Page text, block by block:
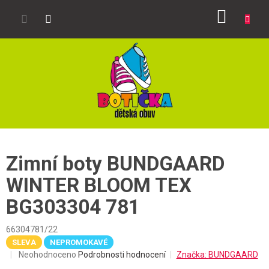
Zimní boty BUNDGAARD
WINTER BLOOM TEX
BG303304 781
66304781/22
SLEVA NEPROMOKAVÉ
Průměrné
Neohodnoceno Podrobnosti hodnocení Značka: BUNDGAARD